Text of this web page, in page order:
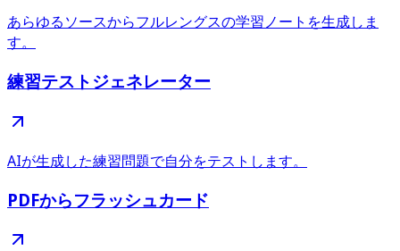
あらゆるソースからフルレングスの学習ノートを生成しま
す。
練習テストジェネレーター
AIが生成した練習問題で自分をテストします。
PDFからフラッシュカード